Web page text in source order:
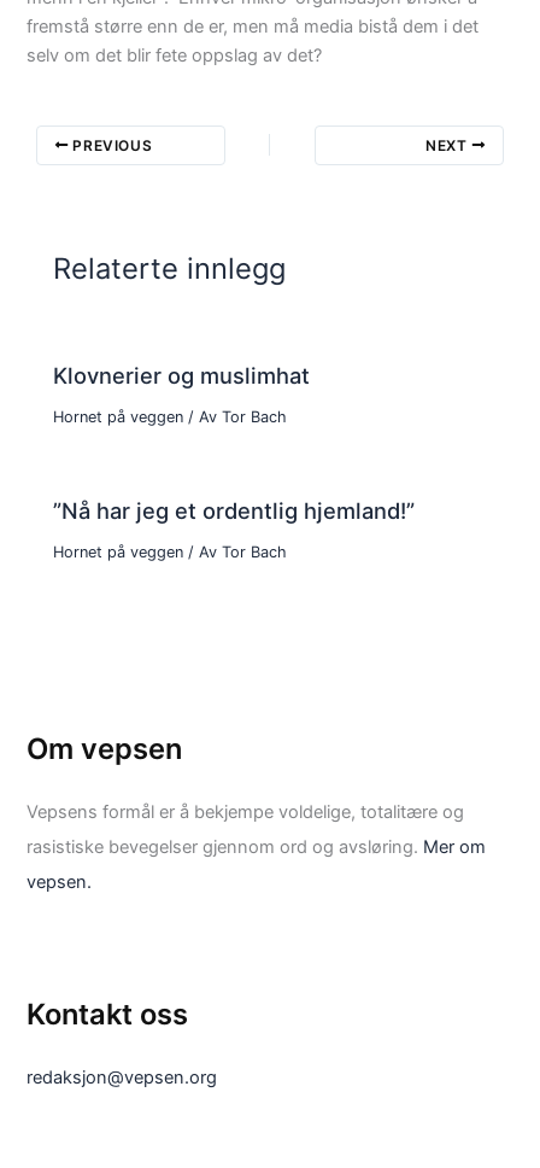
fremstå større enn de er, men må media bistå dem i det
selv om det blir fete oppslag av det?
PREVIOUS NEXT
Relaterte innlegg
Klovnerier og muslimhat
Hornet på veggen / Av Tor Bach
”Nå har jeg et ordentlig hjemland!”
Hornet på veggen / Av Tor Bach
Om vepsen
Vepsens formål er å bekjempe voldelige, totalitære og
rasistiske bevegelser gjennom ord og avsløring. Mer om
vepsen.
Kontakt oss
redaksjon@vepsen.org